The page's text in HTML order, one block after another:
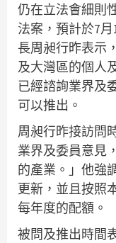
仍在立法會細則
法案，預計於7
長周昶行昨表示
及大灣區的個人
已經諮詢業界及
可以推出。
周昶行昨接訪問
業界及委員意見
的產業。」他強
更新，並且按照
每年度的配額。
被問及推出時間